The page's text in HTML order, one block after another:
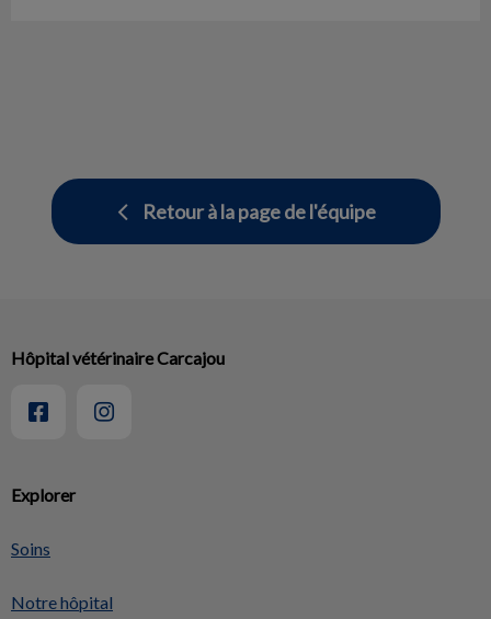
Retour à la page de l'équipe
Explorer
Soins
Notre hôpital
Hôpital vétérinaire Carcajou